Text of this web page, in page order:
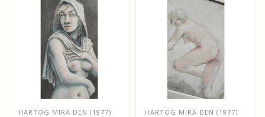
HARTOG MIRA DEN (1977) HARTOG MIRA DEN (1977)